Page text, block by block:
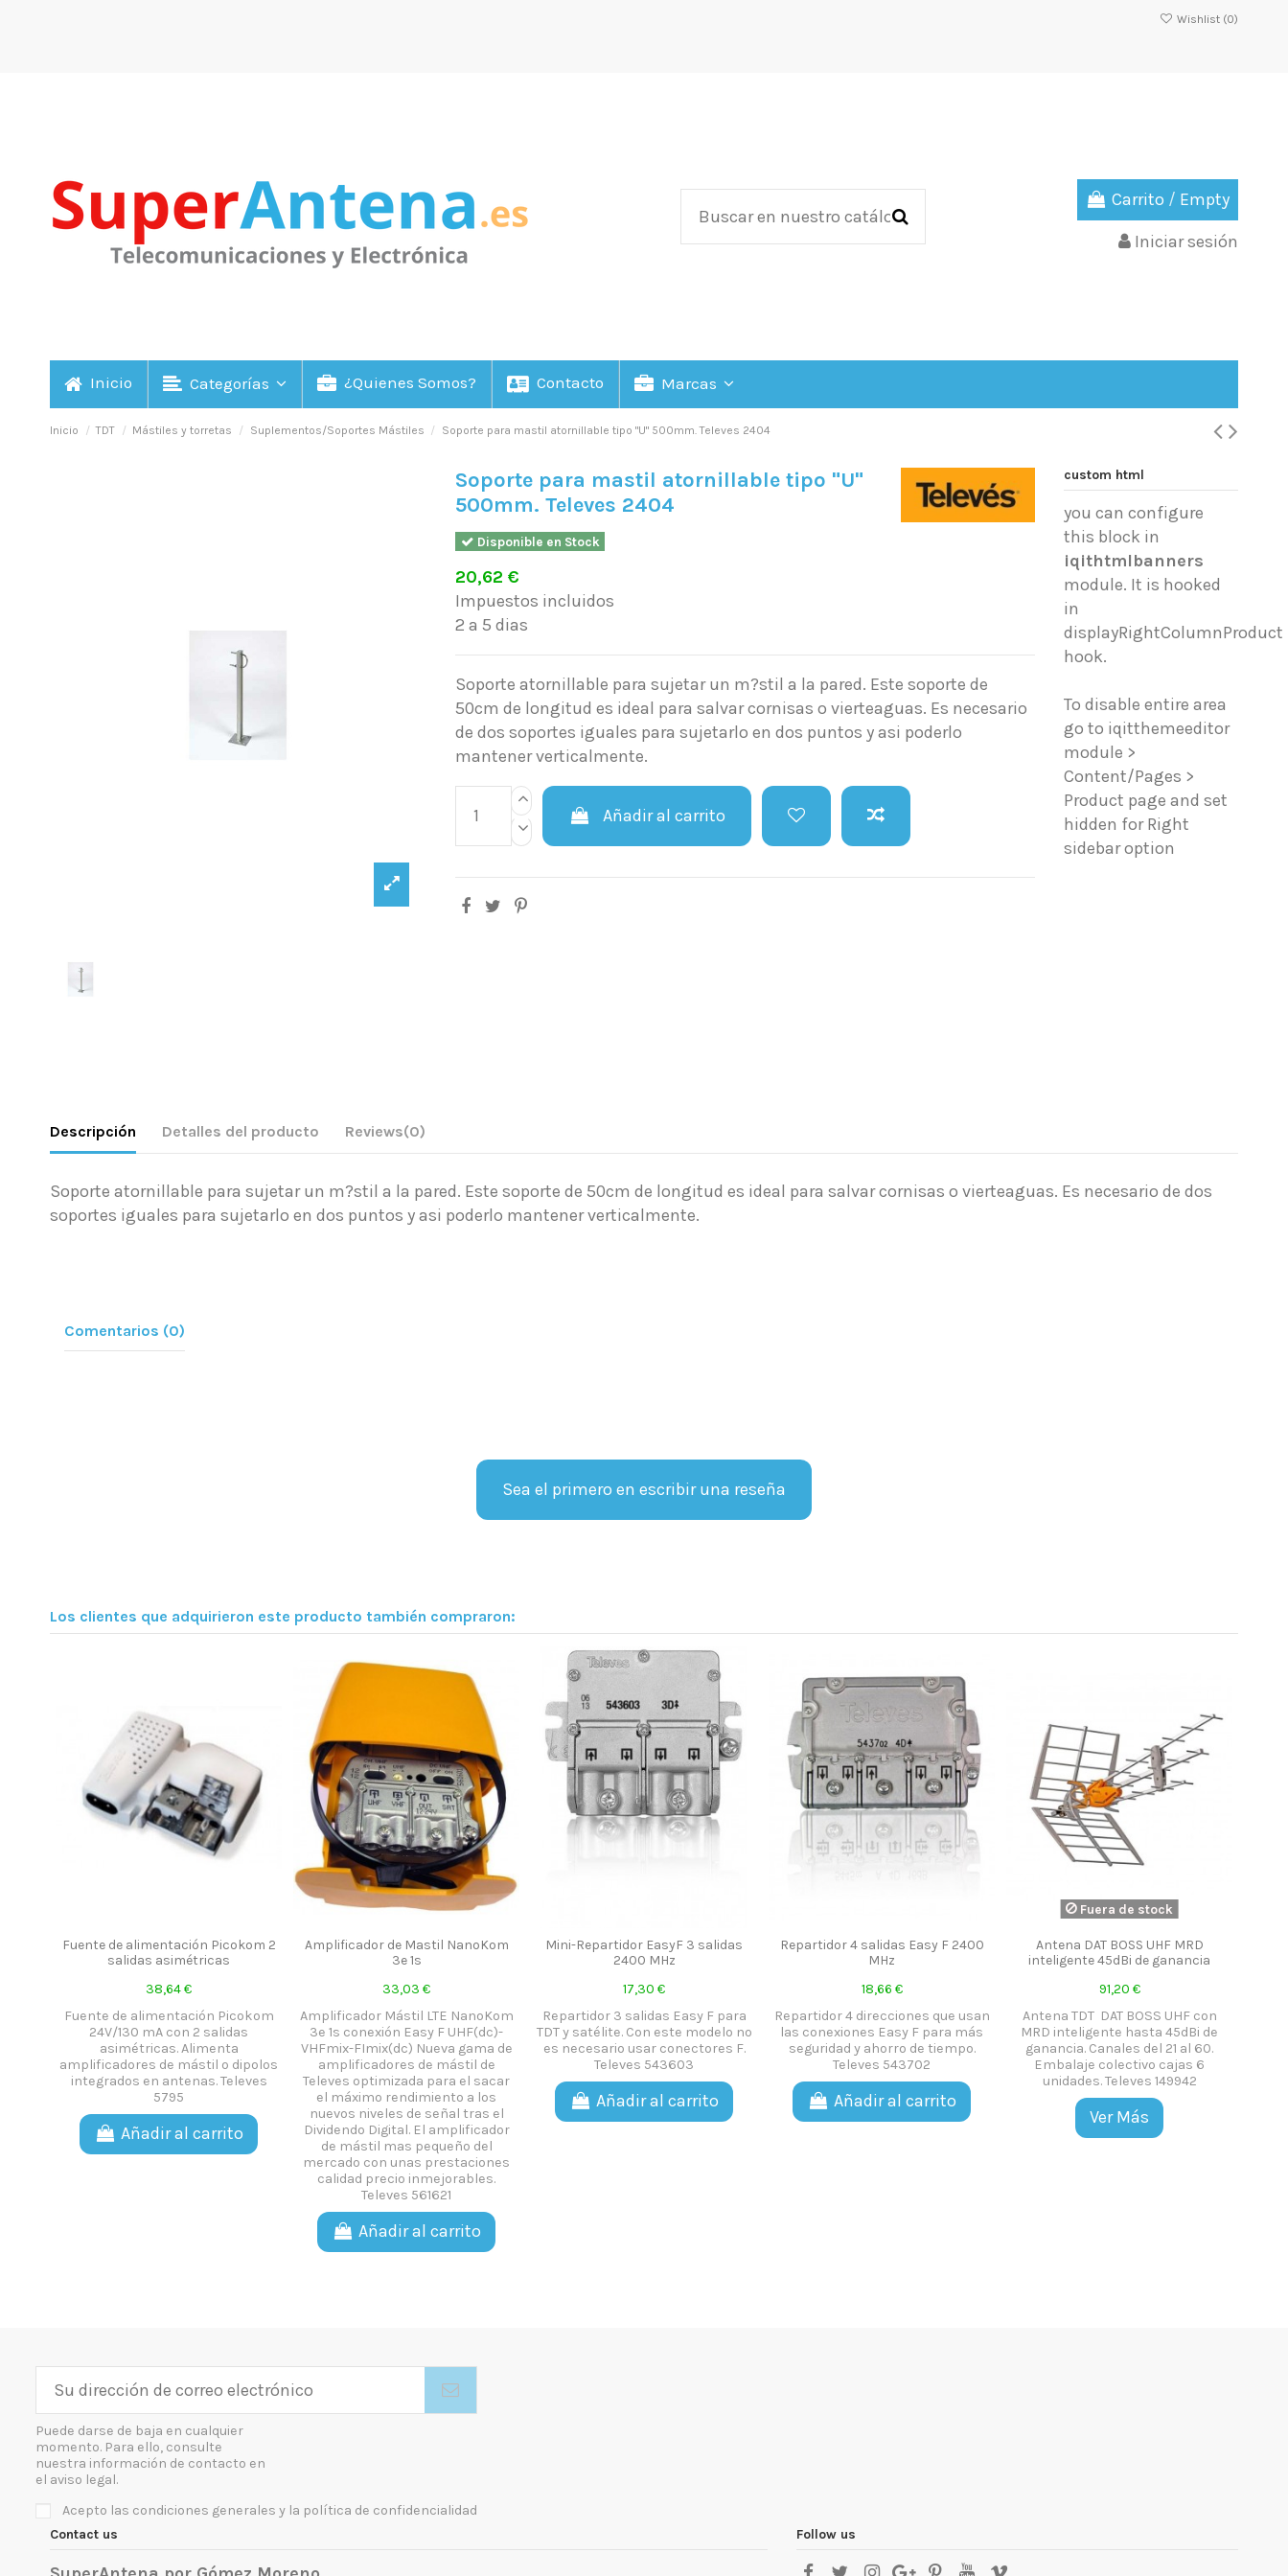
Wishlist (0)
Carrito / Empty
Iniciar sesión
Inicio Categorías ¿Quienes Somos? Contacto Marcas
Inicio TDT Mástiles y torretas Suplementos/Soportes Mástiles Soporte para mastil atornillable tipo "U" 500mm. Televes 2404
Soporte para mastil atornillable tipo "U"
500mm. Televes 2404
Disponible en Stock
20,62 €
Impuestos incluidos
2 a 5 dias
Soporte atornillable para sujetar un m?stil a la pared. Este soporte de
50cm de longitud es ideal para salvar cornisas o vierteaguas. Es necesario
de dos soportes iguales para sujetarlo en dos puntos y asi poderlo
mantener verticalmente.
Añadir al carrito
custom html
you can configure
this block in
iqithtmlbanners
module. It is hooked
in
displayRightColumnProduct
hook.
To disable entire area
go to iqitthemeeditor
module >
Content/Pages >
Product page and set
hidden for Right
sidebar option
Descripción Detalles del producto Reviews(0)
Soporte atornillable para sujetar un m?stil a la pared. Este soporte de 50cm de longitud es ideal para salvar cornisas o vierteaguas. Es necesario de dos
soportes iguales para sujetarlo en dos puntos y asi poderlo mantener verticalmente.
Comentarios (0)
Sea el primero en escribir una reseña
Los clientes que adquirieron este producto también compraron:
Fuente de alimentación Picokom 2
salidas asimétricas
38,64 €
Fuente de alimentación Picokom
24V/130 mA con 2 salidas
asimétricas. Alimenta
amplificadores de mástil o dipolos
integrados en antenas. Televes
5795
Añadir al carrito
Amplificador de Mastil NanoKom
3e 1s
33,03 €
Amplificador Mástil LTE NanoKom
3e 1s conexión Easy F UHF(dc)-
VHFmix-FImix(dc) Nueva gama de
amplificadores de mástil de
Televes optimizada para el sacar
el máximo rendimiento a los
nuevos niveles de señal tras el
Dividendo Digital. El amplificador
de mástil mas pequeño del
mercado con unas prestaciones
calidad precio inmejorables.
Televes 561621
Añadir al carrito
Mini-Repartidor EasyF 3 salidas
2400 MHz
17,30 €
Repartidor 3 salidas Easy F para
TDT y satélite. Con este modelo no
es necesario usar conectores F.
Televes 543603
Añadir al carrito
Repartidor 4 salidas Easy F 2400
MHz
18,66 €
Repartidor 4 direcciones que usan
las conexiones Easy F para más
seguridad y ahorro de tiempo.
Televes 543702
Añadir al carrito
Fuera de stock
Antena DAT BOSS UHF MRD
inteligente 45dBi de ganancia
91,20 €
Antena TDT DAT BOSS UHF con
MRD inteligente hasta 45dBi de
ganancia. Canales del 21 al 60.
Embalaje colectivo cajas 6
unidades. Televes 149942
Ver Más
Puede darse de baja en cualquier
momento. Para ello, consulte
nuestra información de contacto en
el aviso legal.
Acepto las condiciones generales y la política de confidencialidad
Contact us
Follow us